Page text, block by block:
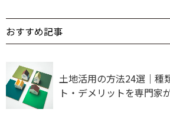
おすすめ記事
土地活用の方法24選｜種
ト・デメリットを専門家